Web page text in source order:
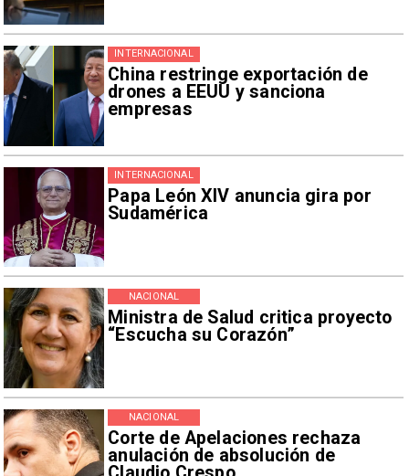
China restringe exportación de
drones a EEUU y sanciona
empresas
INTERNACIONAL
Papa León XIV anuncia gira por
Sudamérica
INTERNACIONAL
Ministra de Salud critica proyecto
“Escucha su Corazón”
NACIONAL
Corte de Apelaciones rechaza
anulación de absolución de
NACIONAL